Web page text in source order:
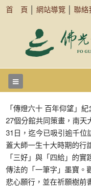
首 頁 網站導覽 聯絡
「傳燈六十 百年仰望」
27個分館共同策畫，南天
31日，迄今已吸引逾千位
蓋大師一生十大時期的行
「三好」與「四給」的
傳法的「一筆字」墨寶。
悲心願行，並在祈願樹前